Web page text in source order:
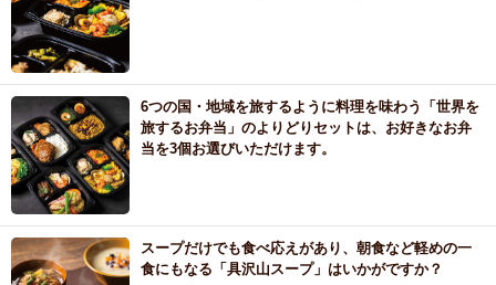
6つの国・地域を旅するように料理を味わう「世界を
旅するお弁当」のよりどりセットは、お好きなお弁
当を3個お選びいただけます。
スープだけでも食べ応えがあり、朝食など軽めの一
食にもなる「具沢山スープ」はいかがですか？